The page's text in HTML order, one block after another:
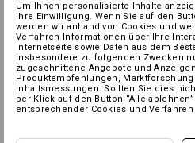
Um Ihnen personalisierte Inhalte
Ihre Einwilligung. Wenn Sie auf den
werden wir anhand von Cookies und
Verfahren Informationen über Ihre
Internetseite sowie Daten aus dem
insbesondere zu folgenden Zwecken
zugeschnittene Angebote und
Produktempfehlungen,
Inhaltsmessungen. Sollten Sie dies
per Klick auf den Button “Alle
entsprechender Cookies und